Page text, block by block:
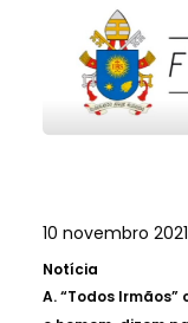
10 novembro 2021
Notícia
A.“Todos